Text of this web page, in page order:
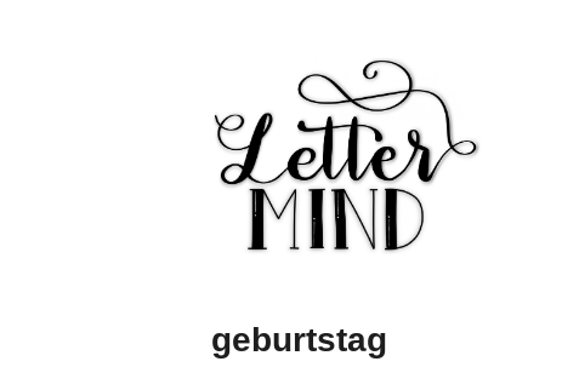
geburtstag